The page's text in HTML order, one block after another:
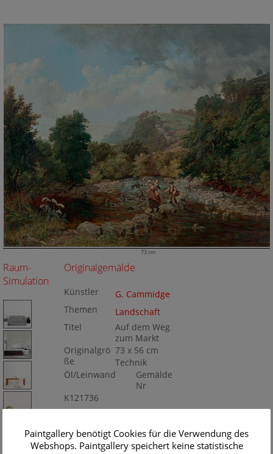
73 cm
Raum-
Simulation
Originalgemälde
Künstler
G. Cammidge
Themen
Landschaft
Titel
Auf dem Weg
zum Markt
Originalgrö
ße
73 x 56 cm
Technik
Öl/Leinwand
Gemälde
Nr
K121736
Paintgallery benötigt Cookies für die Verwendung des
Webshops. Paintgallery speichert keine statistische